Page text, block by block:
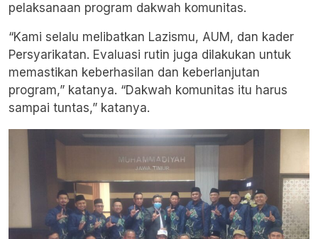
pelaksanaan program dakwah komunitas.
“Kami selalu melibatkan Lazismu, AUM, dan kader
Persyarikatan. Evaluasi rutin juga dilakukan untuk
memastikan keberhasilan dan keberlanjutan
program,” katanya. “Dakwah komunitas itu harus
sampai tuntas,” katanya.